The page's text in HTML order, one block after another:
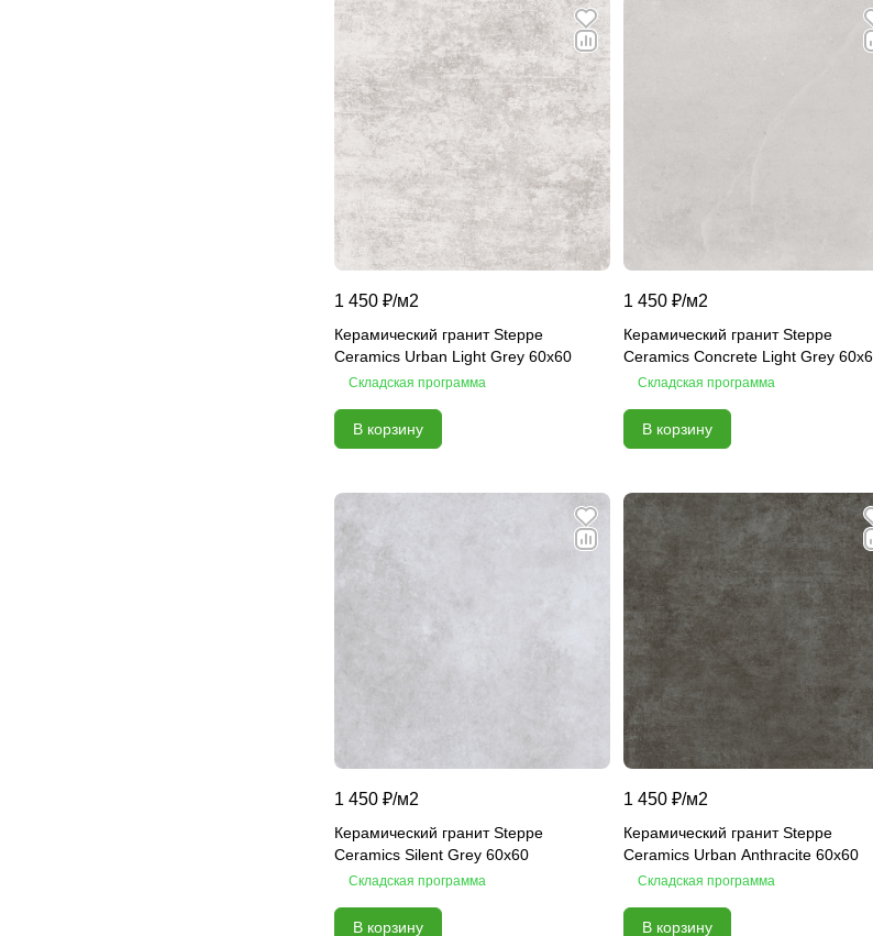
1 450 ₽/м2
Керамический гранит Steppe
Ceramics Urban Light Grey 60х60
Складская программа
В корзину
1 450 ₽/м2
Керамический гранит Steppe
Ceramics Concrete Light Grey
Складская программа
В корзину
1 450 ₽/м2
Керамический гранит Steppe
Ceramics Silent Grey 60х60
Складская программа
В корзину
1 450 ₽/м2
Керамический гранит Steppe
Ceramics Urban Anthracite 60х60
Складская программа
В корзину